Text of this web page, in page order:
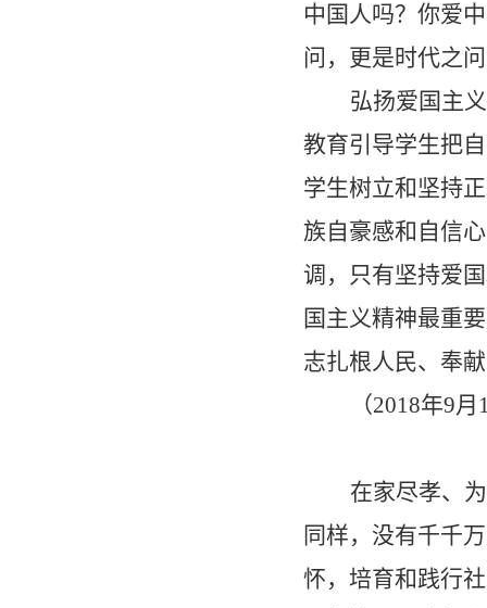
中国人吗？你爱
问，更是时代之
弘扬爱国主
教育引导学生把
学生树立和坚持
族自豪感和自信
调，只有坚持爱
国主义精神最重
志扎根人民、奉
（2018年9月
在家尽孝、
同样，没有千千
怀，培育和践行